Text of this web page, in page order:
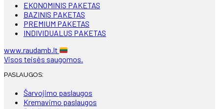
EKONOMINIS PAKETAS
BAZINIS PAKETAS
PREMIUM PAKETAS
INDIVIDUALUS PAKETAS
www.raudamb.lt
Visos teisės saugomos.
PASLAUGOS:
Šarvojimo paslaugos
Kremavimo paslaugos